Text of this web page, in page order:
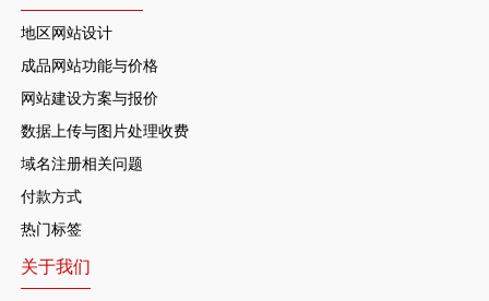
地区网站设计
成品网站功能与价格
网站建设方案与报价
数据上传与图片处理收费
域名注册相关问题
付款方式
热门标签
关于我们